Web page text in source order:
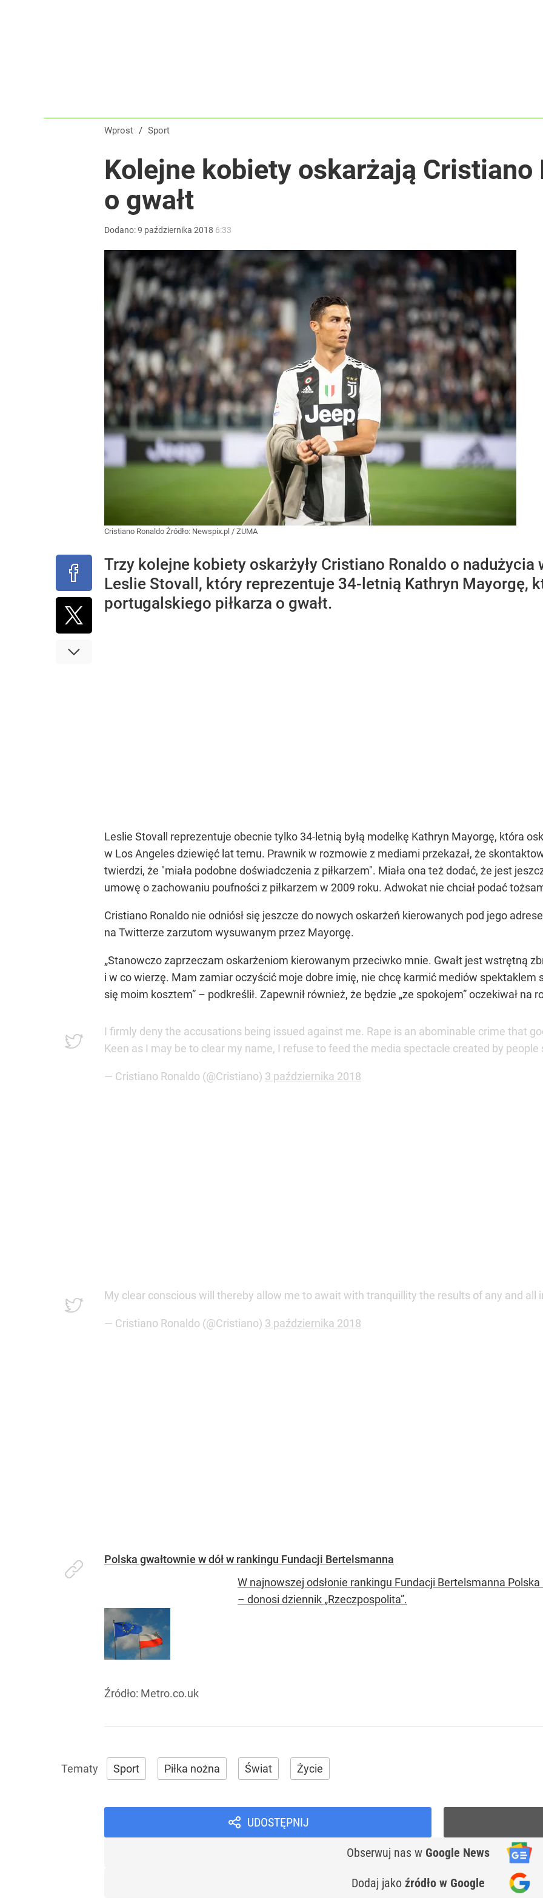
dodaj
Wprost / Sport
Kolejne kobiety oskarżają Cristiano
o gwałt
Dodano:9 października 2018 6:33
Cristiano Ronaldo Źródło: Newspix.pl / ZUMA
Trzy kolejne kobiety oskarżyły Cristiano Ronaldo o
Leslie Stovall, który reprezentuje 34-letnią Kathryn Mayorgę,
portugalskiego piłkarza o gwałt.
Leslie Stovall reprezentuje obecnie tylko 34-letnią byłą modelkę Kathryn Mayorgę, która
w Los Angeles dziewięć lat temu. Prawnik w rozmowie z mediami przekazał, że
twierdzi, że "miała podobne doświadczenia z piłkarzem". Miała ona też dodać, że jest
umowę o zachowaniu poufności z piłkarzem w 2009 roku. Adwokat nie chciał podać
Cristiano Ronaldo nie odniósł się jeszcze do nowych oskarżeń kierowanych pod jego
na Twitterze zarzutom wysuwanym przez Mayorgę.
„Stanowczo zaprzeczam oskarżeniom kierowanym przeciwko mnie. Gwałt jest wstrętną
i w co wierzę. Mam zamiar oczyścić moje dobre imię, nie chcę karmić mediów
się moim kosztem” – podkreślił. Zapewnił również, że będzie „ze spokojem”oczekiwał na
I firmly deny the accusations being issued against me. Rape is an abominable crime that
Keen as I may be to clear my name, I refuse to feed the media spectacle created by
— Cristiano Ronaldo (@Cristiano) 3 października 2018
My clear conscious will thereby allow me to await with tranquillity the results of any and all
— Cristiano Ronaldo (@Cristiano) 3 października 2018
Polska gwałtownie w dół w rankingu Fundacji Bertelsmanna
W najnowszej odsłonie rankingu Fundacji Bertelsmanna
– donosi dziennik „Rzeczpospolita”.
Źródło: Metro.co.uk
Sport Piłka nożna Świat Życie
UDOSTĘPNIJ
Obserwuj nas w Google News
Dodaj jako źródło w Google